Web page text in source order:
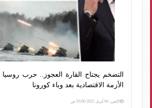
التضخم يجتاح القارة العجوز.. حرب روسيا
الأزمة الاقتصادية بعد وباء كورونا
الإثنين، 04 أبريل 2022 03:00 ص